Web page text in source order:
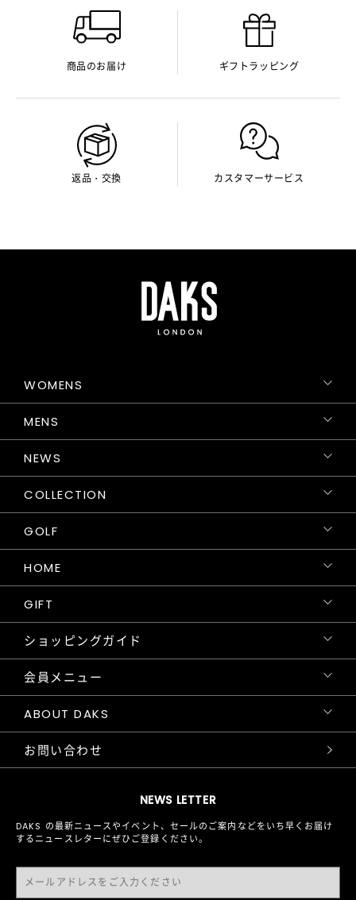
商品のお届け ギフトラッピング
返品・交換 カスタマーサービス
NEWS LETTER
DAKS の最新ニュースやイベント、セールのご案内などをいち早くお届け
するニュースレターにぜひご登録ください。
WOMENS
MENS
NEWS
COLLECTION
GOLF
HOME
GIFT
ショッピングガイド
会員メニュー
ABOUT DAKS
お問い合わせ